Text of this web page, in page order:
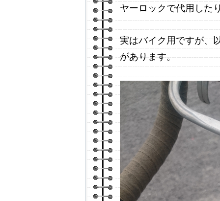
ヤーロックで代用した
実はバイク用ですが、
があります。